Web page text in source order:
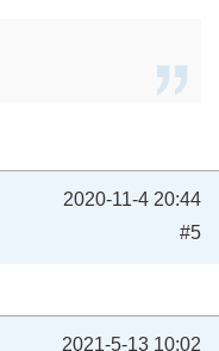
2020-11-4 20:44
#5
2021-5-13 10:02